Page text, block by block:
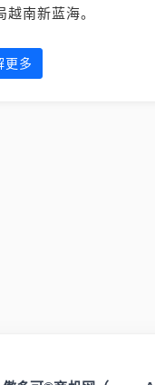
南新蓝海。
更多